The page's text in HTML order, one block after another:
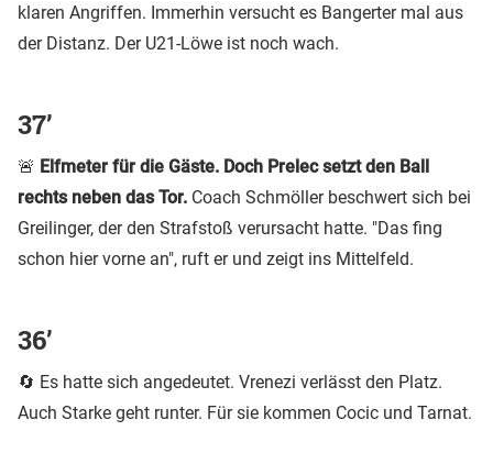
klaren Angriffen. Immerhin versucht es Bangerter mal aus
der Distanz. Der U21-Löwe ist noch wach.
37’
🚨 Elfmeter für die Gäste. Doch Prelec setzt den Ball
rechts neben das Tor. Coach Schmöller beschwert sich bei
Greilinger, der den Strafstoß verursacht hatte. "Das fing
schon hier vorne an", ruft er und zeigt ins Mittelfeld.
36’
🔄 Es hatte sich angedeutet. Vrenezi verlässt den Platz.
Auch Starke geht runter. Für sie kommen Cocic und Tarnat.